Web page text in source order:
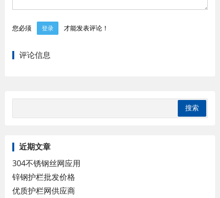
您必须 登录 才能发表评论！
评论信息
近期文章
304不锈钢丝网应用
锌钢护栏批发价格
优质护栏网供应商